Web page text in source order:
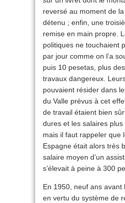
reversé au moment de
détenu ; enfin, une
remise en main propre.
politiques ne touchaient
par jour comme on l’a
puis 10 pesetas, plus
travaux dangereux.
pouvaient résider dans
du Valle prévus à cet
de travail étaient bien
dures et les salaires plus
mais il faut rappeler que
Espagne était alors très
salaire moyen d’un
s’élevait à peine à 300
En 1950, neuf ans avant
en vertu du système de